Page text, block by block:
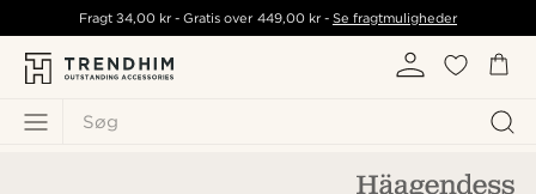
Søg
Fragt34,00 kr - Gratis over 449,00 kr- Se fragtmuligheder